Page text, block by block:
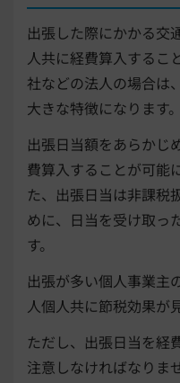
出張した際にかかる交
人共に経費算入するこ
社などの法人の場合は
大きな特徴になります。
出張日当額をあらかじ
費算入することが可能
た、出張日当は非課税
めに、日当を受け取っ
す。
出張が多い個人事業主
人個人共に節税効果が
ただし、出張日当を経
注意しなければなりま